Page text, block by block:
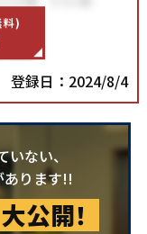
料)
登録日：2024/8/4
ない、
あります!!
大公開！